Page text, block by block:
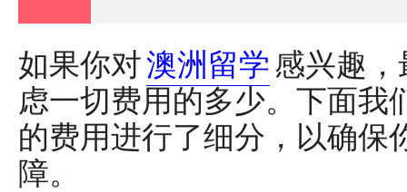
如果你对澳洲留学感兴趣
虑一切费用的多少。下面我
的费用进行了细分，以确保
障。